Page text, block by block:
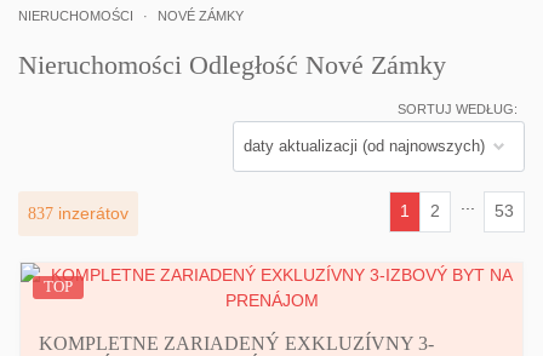
NIERUCHOMOŚCI NOVÉ ZÁMKY
Nieruchomości Odległość Nové Zámky
SORTUJ WEDŁUG:
837 inzerátov
1
2 53
TOP
KOMPLETNE ZARIADENÝ EXKLUZÍVNY 3-